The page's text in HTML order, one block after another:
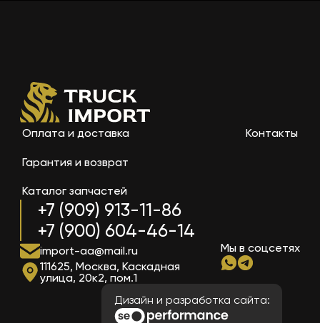
+7 (909) 913-11-86
+7 (900) 604-46-14
Оплата и доставка
Гарантия и возврат
Каталог запчастей
Контакты
import-aa@mail.ru
111625, Москва, Каскадная
улица, 20к2, пом.1
Мы в соцсетях
Дизайн и разработка сайта: